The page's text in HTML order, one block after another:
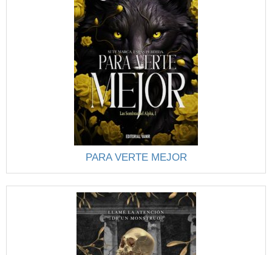
PARA VERTE MEJOR